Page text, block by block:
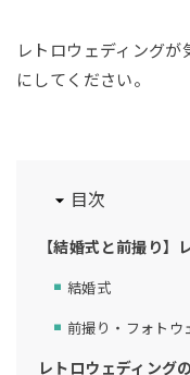
レトロウェディング
にしてください。
目次
【結婚式と前撮り】
結婚式
前撮り・フォトウ
レトロウェディング